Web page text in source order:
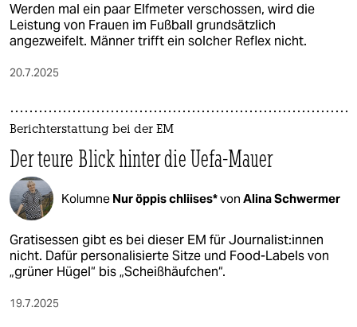
Werden mal ein paar Elfmeter verschossen, wird die
Leistung von Frauen im Fußball grundsätzlich
angezweifelt. Männer trifft ein solcher Reflex nicht.
20.7.2025
Berichterstattung bei der EM
Der teure Blick hinter die Uefa-Mauer
Kolumne Nur öppis chliises*von Alina Schwermer
Gratisessen gibt es bei dieser EM für Jour­na­lis­t:in­nen
nicht. Dafür personalisierte Sitze und Food-Labels von
„grüner Hügel“ bis „Scheißhäufchen“.
19.7.2025